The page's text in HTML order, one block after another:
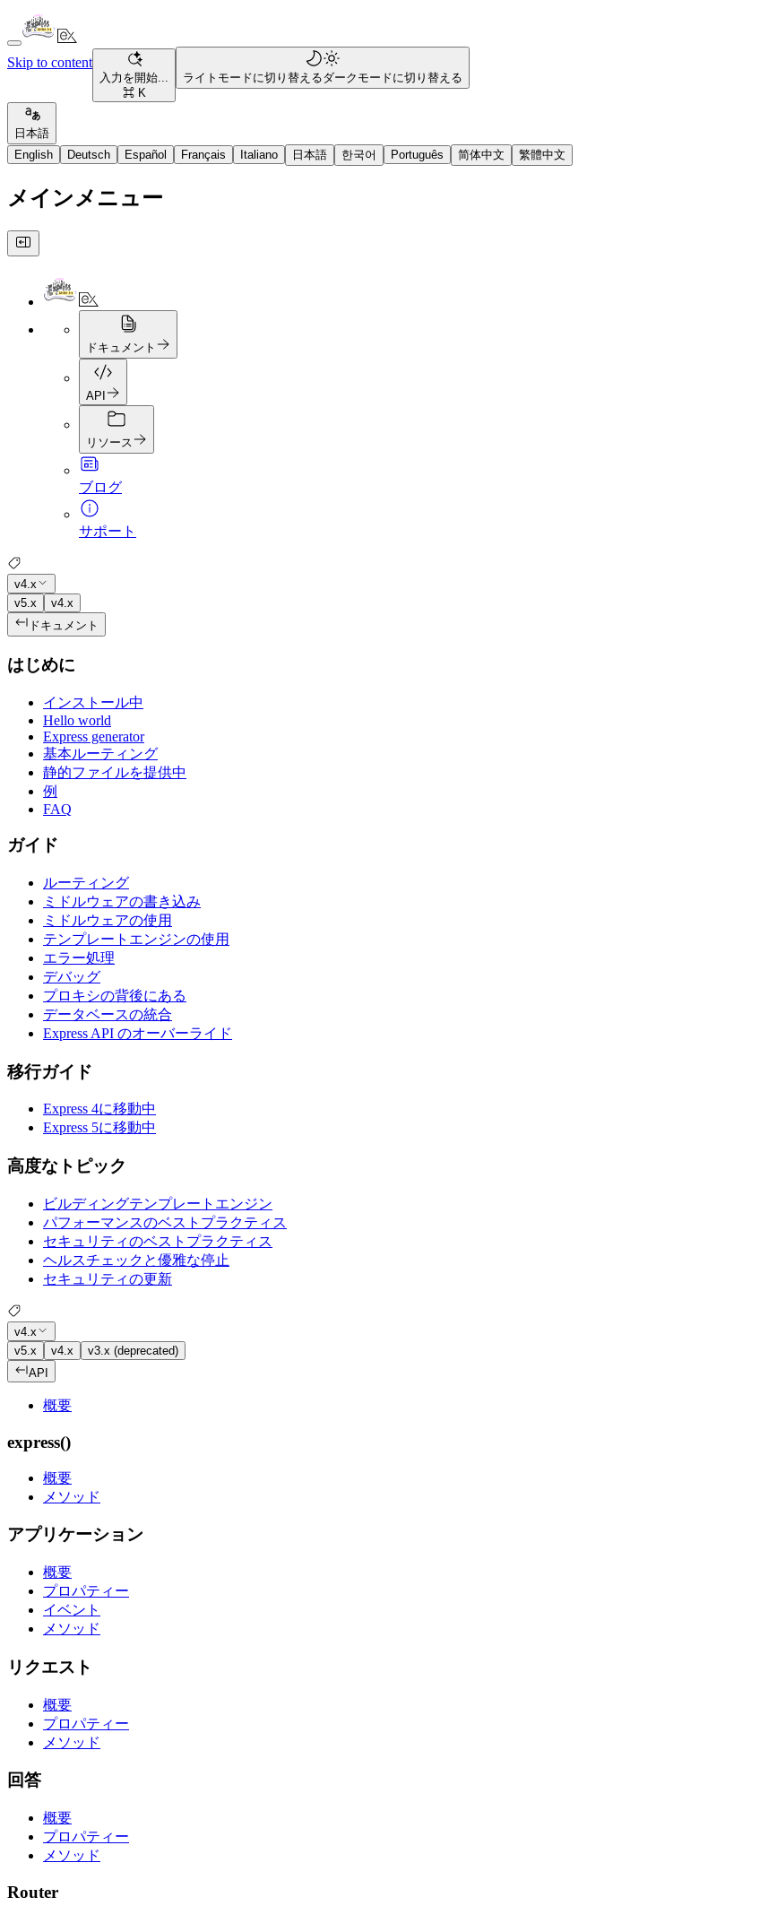
Skip to content
入力を開始...
⌘ K
ライトモードに切り替えるダークモードに切り替える
日本語
English
Deutsch Español Français Italiano 日本語 한국어 Português 简体中文 繁體中文
メインメニュー
ドキュメント
API
リソース
ブログ
サポート
v4.x
v5.x
v4.x
ドキュメント
はじめに
インストール中
Hello world
Express generator
基本ルーティング
静的ファイルを提供中
例
FAQ
ガイド
ルーティング
ミドルウェアの書き込み
ミドルウェアの使用
テンプレートエンジンの使用
エラー処理
デバッグ
プロキシの背後にある
データベースの統合
Express API のオーバーライド
移行ガイド
Express 4に移動中
Express 5に移動中
高度なトピック
ビルディングテンプレートエンジン
パフォーマンスのベストプラクティス
セキュリティのベストプラクティス
ヘルスチェックと優雅な停止
セキュリティの更新
v4.x
v5.x
v4.x
v3.x (deprecated)
API
概要
express()
概要
メソッド
アプリケーション
概要
プロパティー
イベント
メソッド
リクエスト
概要
プロパティー
メソッド
回答
概要
プロパティー
メソッド
Router